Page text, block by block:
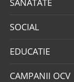
SANATATE
SOCIAL
EDUCATIE
CAMPANII OCV